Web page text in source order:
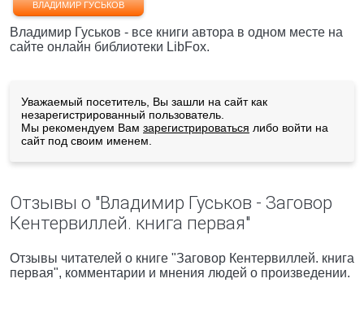
ВЛАДИМИР ГУСЬКОВ
Владимир Гуськов - все книги автора в одном месте на
сайте онлайн библиотеки LibFox.
Уважаемый посетитель, Вы зашли на сайт как
незарегистрированный пользователь.
Мы рекомендуем Вам зарегистрироваться либо войти на
сайт под своим именем.
Отзывы о "Владимир Гуськов - Заговор
Кентервиллей. книга первая"
Отзывы читателей о книге "Заговор Кентервиллей. книга
первая", комментарии и мнения людей о произведении.